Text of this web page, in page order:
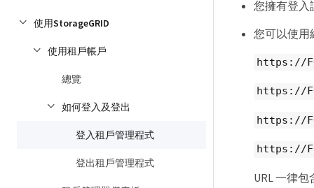
使用StorageGRID
使用租戶帳戶
總覽
如何登入及登出
登入租戶管理程式
登出租戶管理程式
您擁有登入
您可以使用
https://
https://
https://
https://
URL 一律